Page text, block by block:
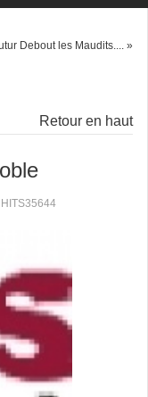
Debout les Maudits.... »
Retour en haut